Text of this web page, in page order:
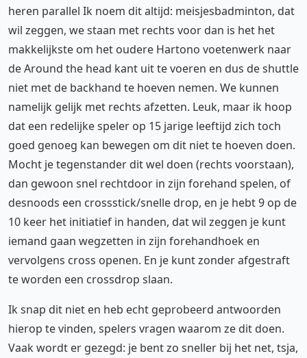
heren parallel Ik noem dit altijd: meisjesbadminton, dat
wil zeggen, we staan met rechts voor dan is het het
makkelijkste om het oudere Hartono voetenwerk naar
de Around the head kant uit te voeren en dus de shuttle
niet met de backhand te hoeven nemen. We kunnen
namelijk gelijk met rechts afzetten. Leuk, maar ik hoop
dat een redelijke speler op 15 jarige leeftijd zich toch
goed genoeg kan bewegen om dit niet te hoeven doen.
Mocht je tegenstander dit wel doen (rechts voorstaan),
dan gewoon snel rechtdoor in zijn forehand spelen, of
desnoods een crossstick/snelle drop, en je hebt 9 op de
10 keer het initiatief in handen, dat wil zeggen je kunt
iemand gaan wegzetten in zijn forehandhoek en
vervolgens cross openen. En je kunt zonder afgestraft
te worden een crossdrop slaan.
Ik snap dit niet en heb echt geprobeerd antwoorden
hierop te vinden, spelers vragen waarom ze dit doen.
Vaak wordt er gezegd: je bent zo sneller bij het net, tsja,